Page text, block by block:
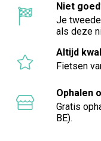
Niet
Je
als deze
Altijd
Fietsen
Ophalen
Gratis
BE).